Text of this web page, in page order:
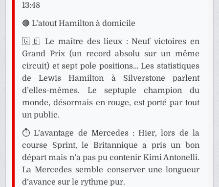
13:48
🔴 L’atout Hamilton à domicile
🇬🇧 Le maître des lieux : Neuf victoires en
Grand Prix (un record absolu sur un même
circuit) et sept pole positions… Les statistiques
de Lewis Hamilton à Silverstone parlent
d’elles-mêmes. Le septuple champion du
monde, désormais en rouge, est porté par tout
un public.
⏱️ L’avantage de Mercedes : Hier, lors de la
course Sprint, le Britannique a pris un bon
départ mais n’a pas pu contenir Kimi Antonelli.
La Mercedes semble conserver une longueur
d’avance sur le rythme pur.